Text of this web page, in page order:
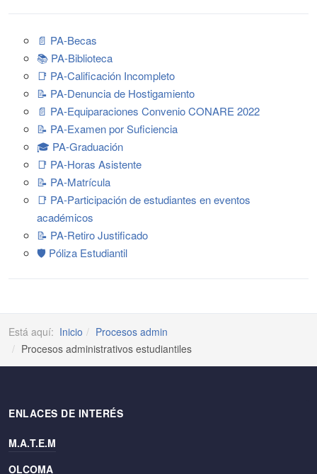
📄 PA-Becas
📚 PA-Biblioteca
📑 PA-Calificación Incompleto
📝 PA-Denuncia de Hostigamiento
📄 PA-Equiparaciones Convenio CONARE 2022
📝 PA-Examen por Suficiencia
🎓 PA-Graduación
📑 PA-Horas Asistente
📝 PA-Matrícula
📑 PA-Participación de estudiantes en eventos
académicos
📝 PA-Retiro Justificado
🛡️ Póliza Estudiantil
Está aquí: Inicio
Procesos admin
Procesos administrativos estudiantiles
ENLACES DE INTERÉS
M.A.T.E.M
OLCOMA